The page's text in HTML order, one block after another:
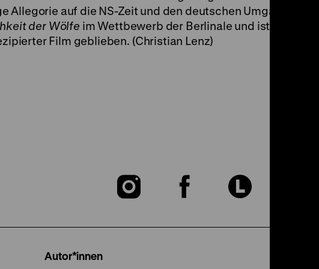
Allegorie auf die NS-Zeit und den deutschen Umgang mit ihr
der Wölfe im Wettbewerb der Berlinale und ist seitdem
Film geblieben. (Christian Lenz)
Zu
Zu
Zu
Autor*innen